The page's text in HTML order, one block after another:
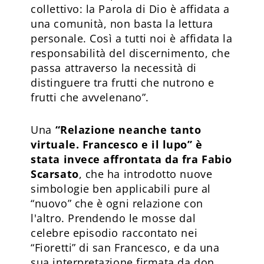
collettivo: la Parola di Dio è affidata a
una comunità, non basta la lettura
personale. Così a tutti noi è affidata la
responsabilità del discernimento, che
passa attraverso la necessità di
distinguere tra frutti che nutrono e
frutti che avvelenano”.
Una “Relazione neanche tanto
virtuale. Francesco e il lupo” è
stata invece affrontata da fra Fabio
Scarsato, che ha introdotto nuove
simbologie ben applicabili pure al
“nuovo” che è ogni relazione con
l'altro. Prendendo le mosse dal
celebre episodio raccontato nei
“Fioretti” di san Francesco, e da una